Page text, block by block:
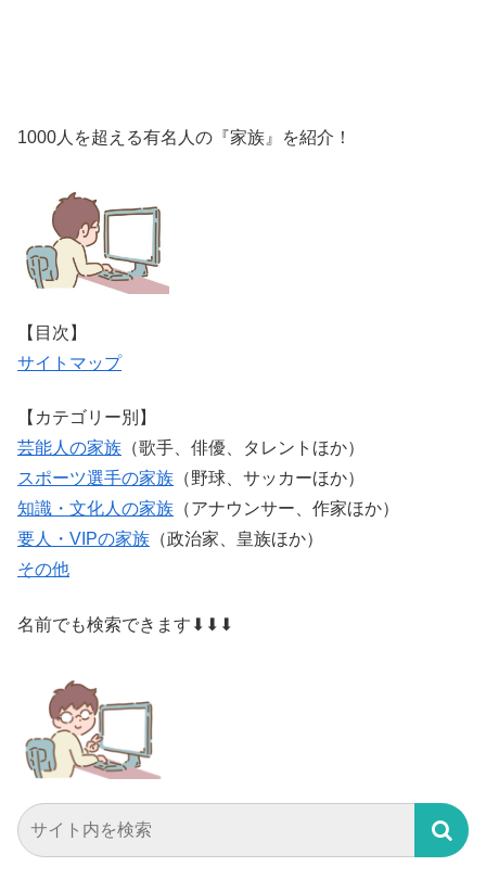
1000人を超える有名人の『家族』を紹介！
【目次】
サイトマップ
【カテゴリー別】
芸能人の家族 （歌手、俳優、タレントほか）
スポーツ選手の家族 （野球、サッカーほか）
知識・文化人の家族 （アナウンサー、作家ほか）
要人・VIPの家族 （政治家、皇族ほか）
その他
名前でも検索できます⬇⬇⬇